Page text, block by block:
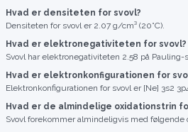
Hvad er densiteten for svovl?
Densiteten for svovl er 2.07 g/cm³ (20°C).
Hvad er elektronegativiteten for svovl?
Svovl har elektronegativiteten 2.58 på Pauling-
Hvad er elektronkonfigurationen for
Elektronkonfigurationen for svovl er [Ne] 3s2
Hvad er de almindelige oxidationstrin
Svovl forekommer almindeligvis med følgende